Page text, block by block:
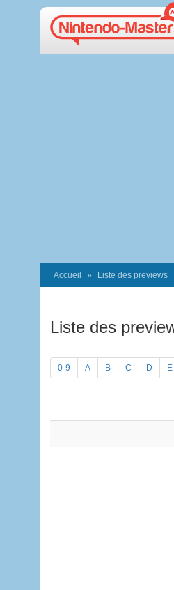
Accueil Liste des previews
Liste des
0-9 A B C D E